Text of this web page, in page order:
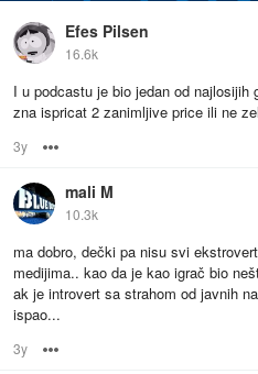
Efes Pilsen
16.6k
I u podcastu je bio jedan od
zna ispricat 2 zanimljive price ili ne
3y
mali M
10.3k
ma dobro, dečki pa nisu svi
medijima.. kao da je kao igrač bio
ak je introvert sa strahom od javnih
ispao...
3y